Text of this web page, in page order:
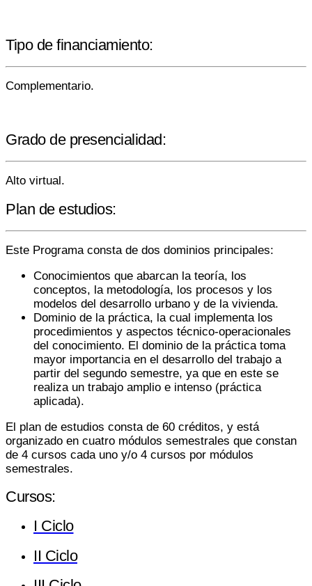
Tipo de financiamiento:
Complementario.
Grado de presencialidad:
Alto virtual.
Plan de estudios:
Este Programa consta de dos dominios principales:
Conocimientos que abarcan la teoría, los
conceptos, la metodología, los procesos y los
modelos del desarrollo urbano y de la vivienda.
Dominio de la práctica, la cual implementa los
procedimientos y aspectos técnico-operacionales
del conocimiento. El dominio de la práctica toma
mayor importancia en el desarrollo del trabajo a
partir del segundo semestre, ya que en este se
realiza un trabajo amplio e intenso (práctica
aplicada).
El plan de estudios consta de 60 créditos, y está
organizado en cuatro módulos semestrales que constan
de 4 cursos cada uno y/o 4 cursos por módulos
semestrales.
Cursos:
I Ciclo
II Ciclo